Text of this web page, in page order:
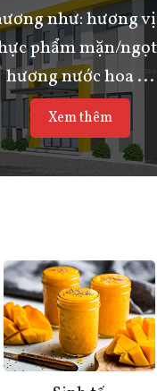
như: hương
phẩm mặn/
hương nước hoa ...
Xem thêm